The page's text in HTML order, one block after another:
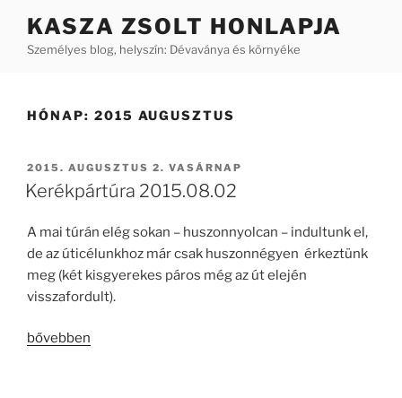
KASZA ZSOLT HONLAPJA
Személyes blog, helyszín: Dévaványa és környéke
HÓNAP: 2015 AUGUSZTUS
BEKÜLDVE:
2015. AUGUSZTUS 2. VASÁRNAP
Kerékpártúra 2015.08.02
A mai túrán elég sokan – huszonnyolcan – indultunk el,
de az úticélunkhoz már csak huszonnégyen érkeztünk
meg (két kisgyerekes páros még az út elején
visszafordult).
„Kerékpártúra
bővebben